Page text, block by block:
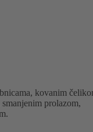
kovanim
prolazom,